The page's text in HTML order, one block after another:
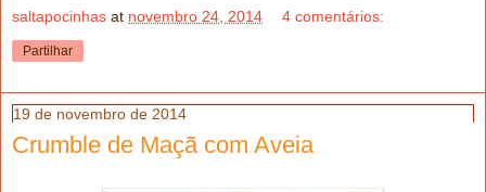
saltapocinhas at novembro 24, 2014 4 comentários:
Partilhar
19 de novembro de 2014
Crumble de Maçã com Aveia